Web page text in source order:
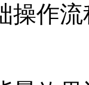
操作